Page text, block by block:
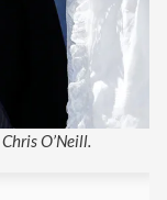
O’Neill.